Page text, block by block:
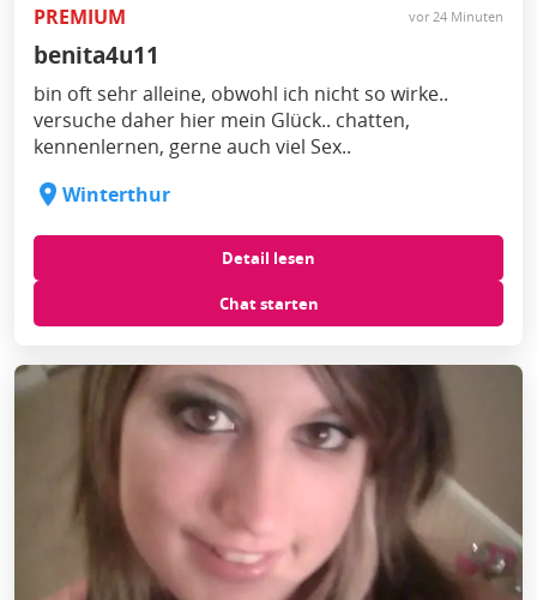
PREMIUM vor 24 Minuten
benita4u11
bin oft sehr alleine, obwohl ich nicht so wirke..
versuche daher hier mein Glück.. chatten,
kennenlernen, gerne auch viel Sex..
Winterthur
Detail lesen
Chat starten